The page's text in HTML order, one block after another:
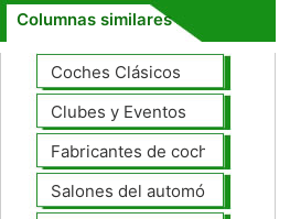
Columnas similares
Coches Clásicos
Clubes y Eventos
Fabricantes de coches Modelos
Salones del automóvil